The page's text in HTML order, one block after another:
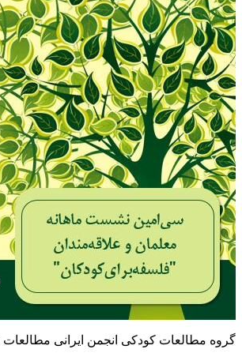
گروه مطالعات کودکی انجمن ایرانی